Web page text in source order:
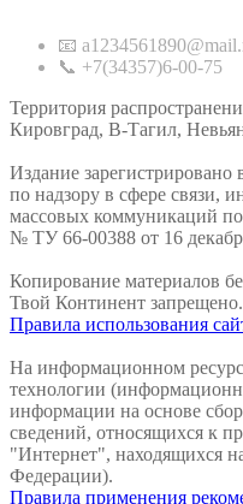
📧
📞 +7(34357)6-00-75
Территория
Кировград, В-Тагил,
Издание зарегистрировано
по надзору в сфере связи,
массовых коммуникаций
№ ТУ 66-00388 от 16
Копирование материалов
Твой Континент запрещено.
Правила использования
На информационном
технологии
информации на основе
сведений, относящихся к
"Интернет", находящихся
Федерации).
Правила применения